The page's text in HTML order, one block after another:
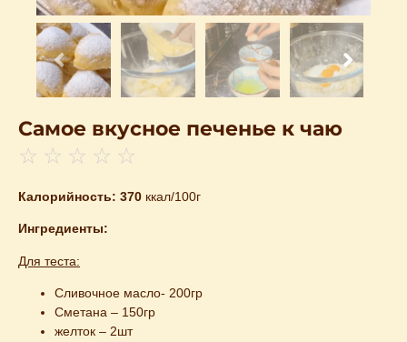
Самое вкуснoе печенье к чаю
☆ ☆ ☆ ☆ ☆
Калорийность: 370 ккал/100г
Ингредиенты:
Для теста:
Сливочное масло- 200гр
Сметана – 150гр
желток – 2шт